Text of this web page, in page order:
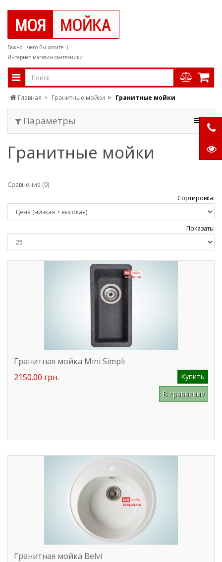
Важно - чего Вы хотите :)
Интернет-магазин сантехники
Главная Гранитные мойки Гранитные мойки
Параметры
Гранитные мойки
Сравнение (0)
Сортировка:
Показать:
Гранитная мойка Mini Simpli
2150.00 грн.
Купить
В сравнение
Гранитная мойка Belvi